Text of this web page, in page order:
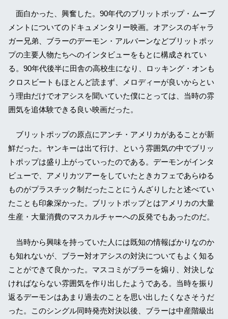
面白かった、興奮した。90年代のブリットポップ・ムーブ
メントについてのドキュメンタリー映画。オアシスのギャラ
ガー兄弟、ブラーのデーモン・アルバーンなどブリットポッ
プの主要人物たちへのインタビューをもとに構成されてい
る。90年代後半に田舎の高校生になり、ロッキング・オンも
クロスビートもほとんど読まず、メロディーが良いからとい
う理由だけでオアシスを聞いていた僕にとっては、当時の雰
囲気を追体験できる良い映画だった。
ブリットポップの原点にアンチ・アメリカがあることが新
鮮だった。ヤンキーは出て行け、という雰囲気の中でブリッ
トポップは盛り上がっていったのである。デーモンがインタ
ビューで、アメリカツアーをしていたときカフェであらゆる
ものがプラスチック制だったことにうんざりしたと述べてい
たことも印象深かった。ブリットポップとはアメリカの大量
生産・大量消費のマスカルチャーへの反発でもあったのだ。
当時から興味を持っていた人には既知の情報ばかりなのか
も知れないが、ブラー対オアシスの対決についてもよく知る
ことができて良かった。マスコミがブラーを煽り、対決しな
ければならない雰囲気を作り出したようである。当時を振り
返るデーモンはあまり過去のことを思い出したくなさそうだ
った。このシングル同時発売対決以後、ブラーは中産階級出